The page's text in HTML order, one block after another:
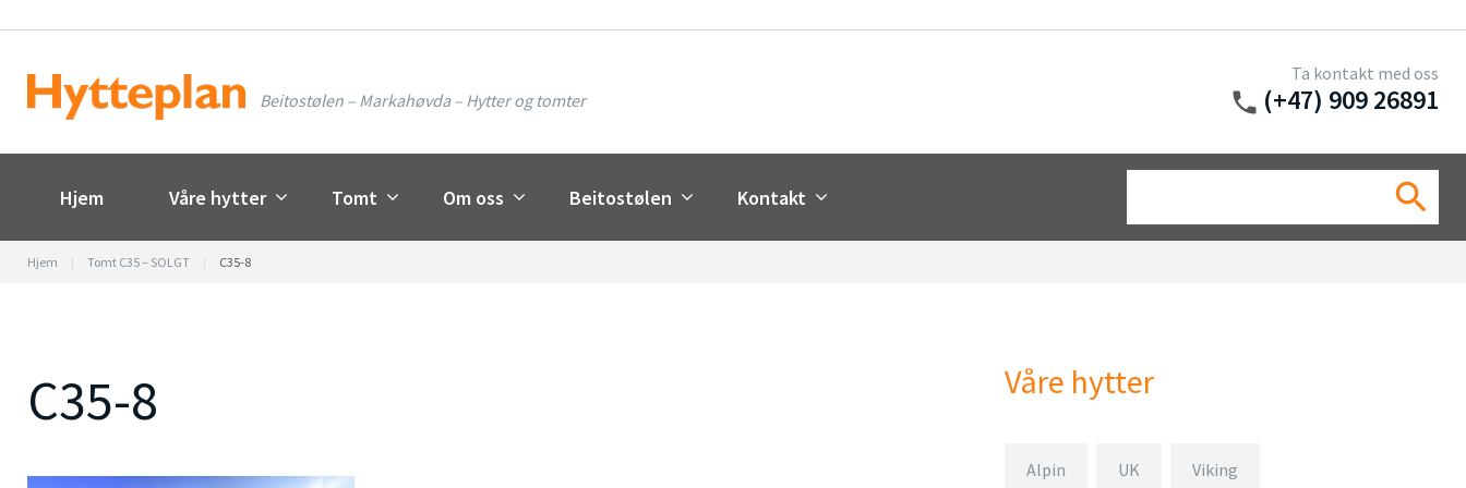
Beitostølen – Markahøvda – Hytter og tomter
Ta kontakt med oss
phone (+47) 909 26891
Hjem Våre hytter Tomt Om oss Beitostølen Kontakt search
Hjem | Tomt C35 – SOLGT | C35-8
C35-8 Våre hytter
Alpin UK Viking